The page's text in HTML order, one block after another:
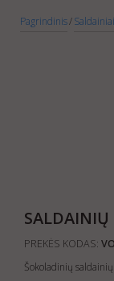
Pagrindinis/Saldainiai
SALDAINIŲ
PREKĖS KODAS:
Šokoladinių